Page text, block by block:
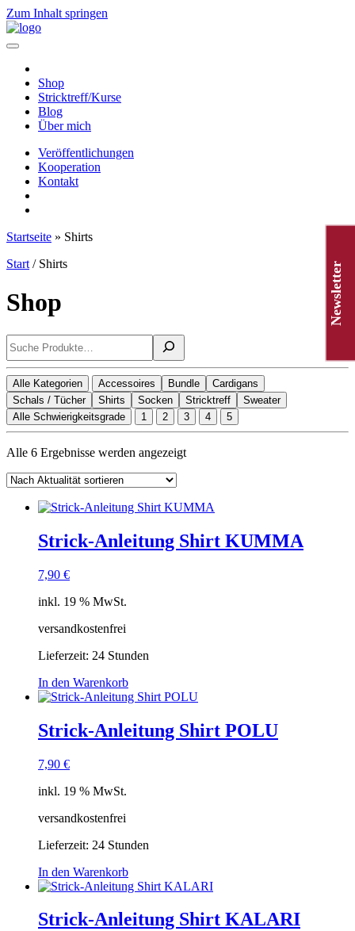
Zum Inhalt springen
Hauptnavigation
Shop
Stricktreff/Kurse
Blog
Über mich
Veröffentlichungen
Kooperation
Kontakt
Startseite » Shirts
Start / Shirts
Shop
Suchen
Alle Kategorien Accessoires Bundle
Cardigans
Schals / Tücher
Shirts Socken Stricktreff
Sweater
Alle Schwierigkeitsgrade
1 2 3 4 5
Alle 6 Ergebnisse werden angezeigtNach
Strick-Anleitung Shirt KUMMA
7,90 €
inkl. 19 % MwSt.
versandkostenfrei
Lieferzeit: 24 Stunden
In den Warenkorb
Strick-Anleitung Shirt POLU
7,90 €
inkl. 19 % MwSt.
versandkostenfrei
Lieferzeit: 24 Stunden
In den Warenkorb
Strick-Anleitung Shirt KALARI
Newsletter